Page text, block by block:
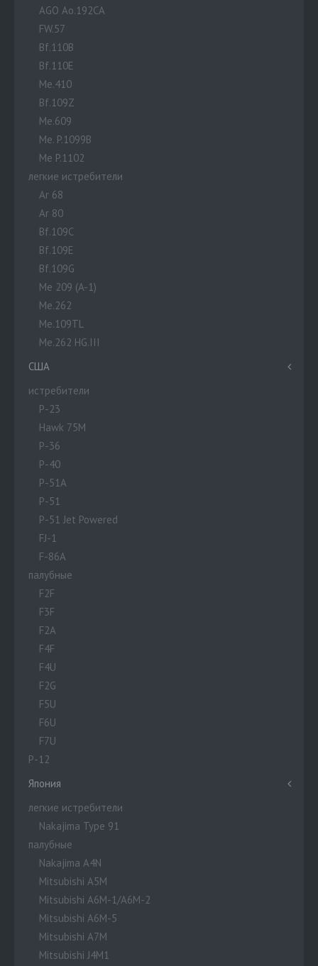
AGO Ao.192CA
FW.57
Bf.110B
Bf.110E
Me.410
Bf.109Z
Me.609
Me. P.1099B
Me P.1102
легкие истребители
Ar 68
Ar 80
Bf.109C
Bf.109E
Bf.109G
Me 209 (A-1)
Me.262
Me.109TL
Me.262 HG.III
США
истребители
P-23
Hawk 75M
P-36
P-40
P-51A
P-51
P-51 Jet Powered
FJ-1
F-86A
палубные
F2F
F3F
F2A
F4F
F4U
F2G
F5U
F6U
F7U
P-12
Япония
легкие истребители
Nakajima Type 91
палубные
Nakajima A4N
Mitsubishi A5M
Mitsubishi A6M-1/A6M-2
Mitsubishi A6M-5
Mitsubishi A7M
Mitsubishi J4M1